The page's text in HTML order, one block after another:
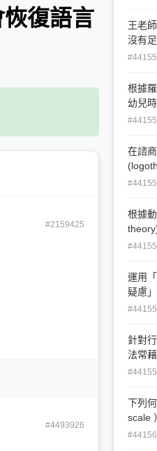
復語言
#2159425
#4493926
動的
的能
王老
沒有
在同
策略為何？ (A)環境
活動
根據
幼兒
藉由
變不良
行為
在諮
張？ (A)實用主義(Pragmatism) (B)唯實主
(D)後
根據
什麼？ (A)等待幼兒的神經系統發
外在
素 (D)根據文化期待，給予孩子和他人互
運用
疑慮」
教學
針對
法常
敘述何者錯誤？
下列
scale ） ? (A)身高 (B)名
型。